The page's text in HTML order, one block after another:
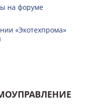
на форуме
«Экотехпрома»